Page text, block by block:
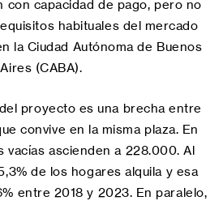
con capacidad de pago, pero no
habituales del mercado
la Ciudad Autónoma de Buenos
Aires (CABA).
proyecto es una brecha entre
convive en la misma plaza. En
vacías ascienden a 228.000. Al
de los hogares alquila y esa
entre 2018 y 2023. En paralelo,